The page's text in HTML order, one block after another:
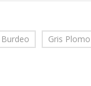
Burdeo Gris Plomo